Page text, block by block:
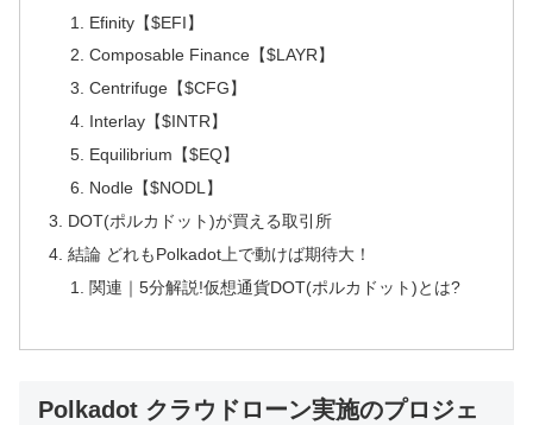
Efinity【$EFI】
Composable Finance【$LAYR】
Centrifuge【$CFG】
Interlay【$INTR】
Equilibrium【$EQ】
Nodle【$NODL】
DOT(ポルカドット)が買える取引所
結論 どれもPolkadot上で動けば期待大！
関連｜5分解説!仮想通貨DOT(ポルカドット)とは?
Polkadot クラウドローン実施のプロジェ